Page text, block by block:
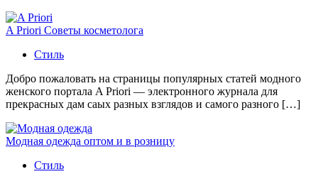
A Priori Советы косметолога
Стиль
Добро пожаловать на страницы популярных статей модного
женского портала A Priori — электронного журнала для
прекрасных дам саых разных взглядов и самого разного […]
Модная одежда оптом и в розницу
Стиль